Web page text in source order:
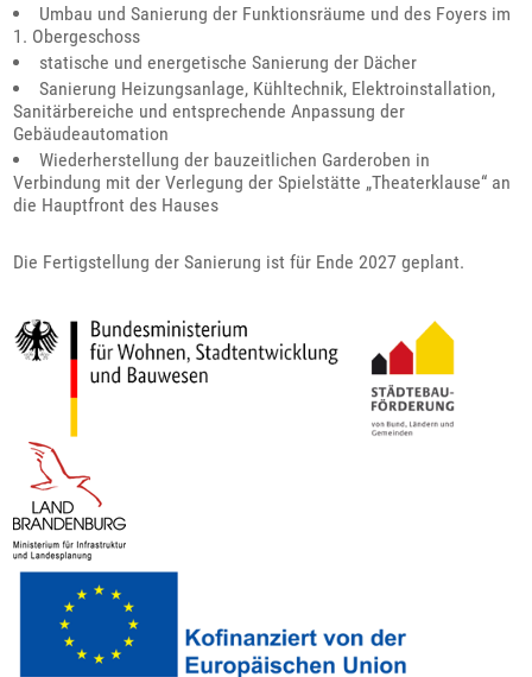
Umbau und Sanierung der Funktionsräume und des Foyers im
1. Obergeschoss
statische und energetische Sanierung der Dächer
Sanierung Heizungsanlage, Kühltechnik, Elektroinstallation,
Sanitärbereiche und entsprechende Anpassung der
Gebäudeautomation
Wiederherstellung der bauzeitlichen Garderoben in
Verbindung mit der Verlegung der Spielstätte „Theaterklause“ an
die Hauptfront des Hauses
Die Fertigstellung der Sanierung ist für Ende 2027 geplant.